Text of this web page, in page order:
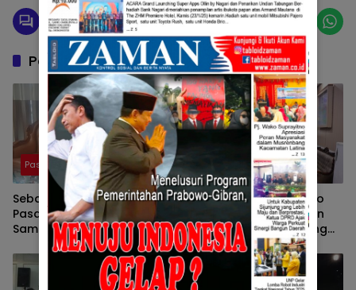
Pos Terkait
Pasaman
Sebagai Ketua DPRD
Pasaman, Nelfri Asfandi
Sambut Hangat
Kedatangan Pers Bersatu
Tuah Saiyo.
Pers Bersatu Tuah Saiyo
Bersilahturahmi Dengan
Kapolres Pasaman Yang
Baru.